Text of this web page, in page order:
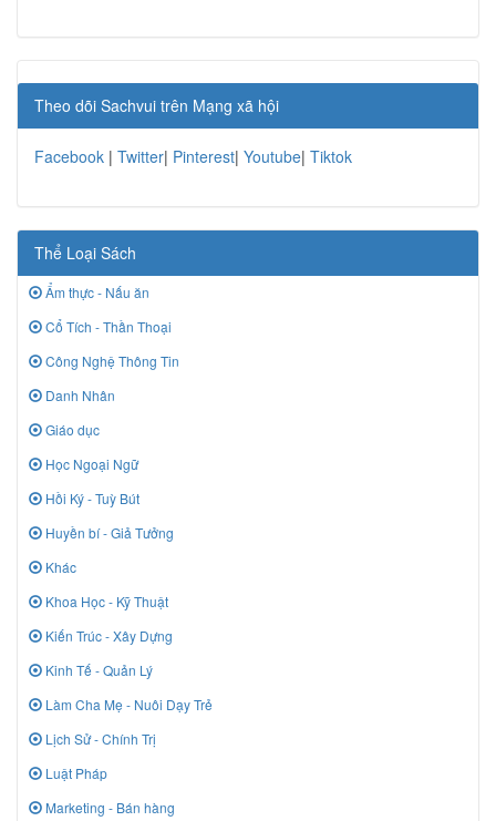
Theo dõi Sachvui trên Mạng xã hội
Facebook | Twitter| Pinterest| Youtube| Tiktok
Thể Loại Sách
Ẩm thực - Nấu ăn
Cổ Tích - Thần Thoại
Công Nghệ Thông Tin
Danh Nhân
Giáo dục
Học Ngoại Ngữ
Hồi Ký - Tuỳ Bút
Huyền bí - Giả Tưởng
Khác
Khoa Học - Kỹ Thuật
Kiến Trúc - Xây Dựng
Kinh Tế - Quản Lý
Làm Cha Mẹ - Nuôi Dạy Trẻ
Lịch Sử - Chính Trị
Luật Pháp
Marketing - Bán hàng